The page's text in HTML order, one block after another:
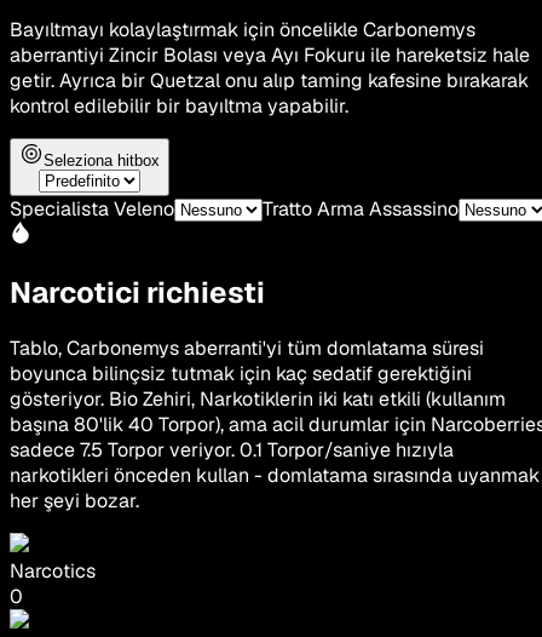
Bayıltmayı kolaylaştırmak için öncelikle Carbonemys
aberrantiyi Zincir Bolası veya Ayı Fokuru ile hareketsiz hale
getir. Ayrıca bir Quetzal onu alıp taming kafesine bırakarak
kontrol edilebilir bir bayıltma yapabilir.
Seleziona hitbox
Specialista Veleno Tratto Arma Assassino
Narcotici richiesti
Tablo, Carbonemys aberranti'yi tüm domlatama süresi
boyunca bilinçsiz tutmak için kaç sedatif gerektiğini
gösteriyor. Bio Zehiri, Narkotiklerin iki katı etkili (kullanım
başına 80'lik 40 Torpor), ama acil durumlar için
sadece 7.5 Torpor veriyor. 0.1 Torpor/saniye hızıyla
narkotikleri önceden kullan - domlatama sırasında uyanmak
her şeyi bozar.
Narcotics
0